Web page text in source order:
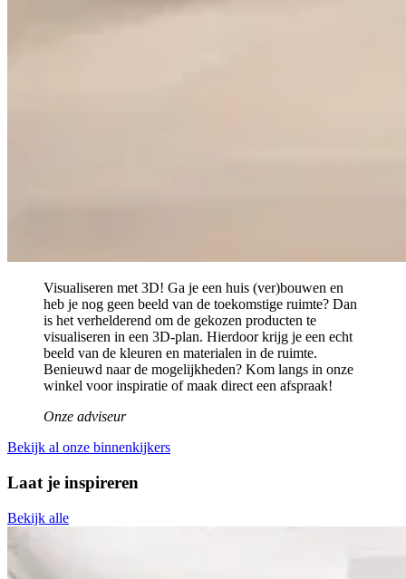
Visualiseren met 3D! Ga je een huis (ver)bouwen en
heb je nog geen beeld van de toekomstige ruimte? Dan
is het verhelderend om de gekozen producten te
visualiseren in een 3D-plan. Hierdoor krijg je een echt
beeld van de kleuren en materialen in de ruimte.
Benieuwd naar de mogelijkheden? Kom langs in onze
winkel voor inspiratie of maak direct een afspraak!
Onze adviseur
Bekijk al onze binnenkijkers
Laat je inspireren
Bekijk alle